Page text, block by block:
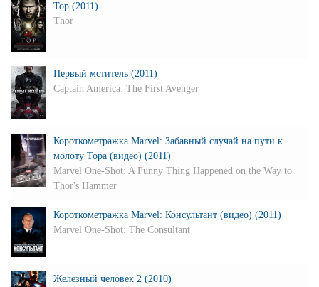
Тор (2011)
Thor
Первый мститель (2011)
Captain America: The First Avenger
Короткометражка Marvel: Забавный случай на пути к
молоту Тора (видео) (2011)
Marvel One-Shot: A Funny Thing Happened on the Way to
Thor's Hammer
Короткометражка Marvel: Консультант (видео) (2011)
Marvel One-Shot: The Consultant
Железный человек 2 (2010)